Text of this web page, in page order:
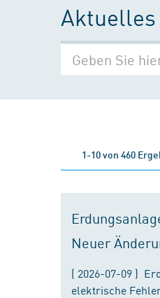
1-10 von 460
Neuer
( 2026-07-09 )
elektrische